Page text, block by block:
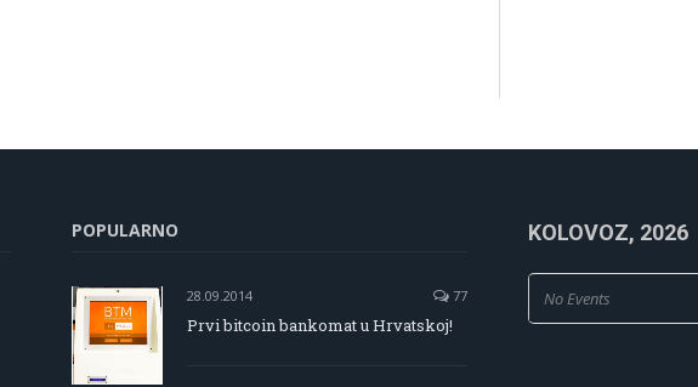
POPULARNO
28.09.2014 77
Prvi bitcoin bankomat u Hrvatskoj!
KOLOVOZ, 2026
No Events